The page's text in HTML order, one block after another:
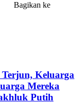
Bagikan ke
Keluarga
Mereka
Putih